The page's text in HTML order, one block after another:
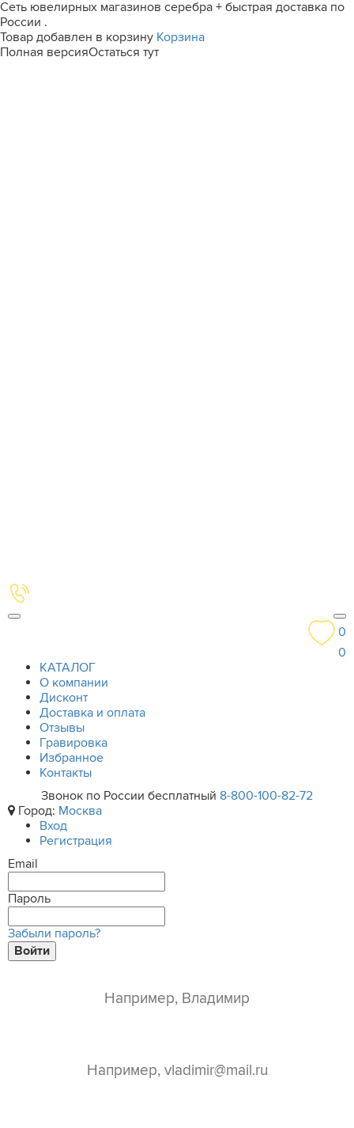
Сеть ювелирных магазинов серебра + быстрая доставка по
России .
Товар добавлен в корзину Корзина
Полная версияОстаться тут
0
0
КАТАЛОГ
О компании
Дисконт
Доставка и оплата
Отзывы
Гравировка
Избранное
Контакты
Звонок по России бесплатный 8-800-100-82-72
Город: Москва
Вход
Регистрация
Email
Пароль
Забыли пароль?
Войти